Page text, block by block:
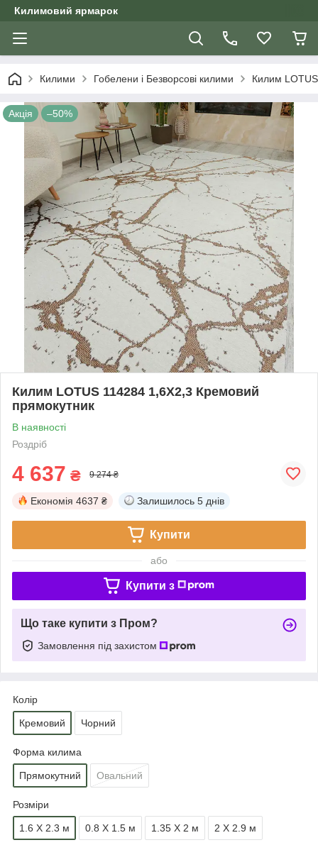
Килимовий ярмарок
Килими Гобелени і Безворсові килими Килим
Акція –50%
Килим LOTUS 114284 1,6Х2,3 Кремовий
прямокутник
В наявності
Роздріб
4 637 ₴ 9 274 ₴
Економія 4637 ₴ Залишилось 5 днів
Купити
або
Купити з
Що таке купити з Пром?
Замовлення під захистом
Колір
Кремовий Чорний
Форма килима
Прямокутний Овальний
Розміри
1.6 Х 2.3 м 0.8 Х 1.5 м 1.35 Х 2 м 2 Х 2.9 м